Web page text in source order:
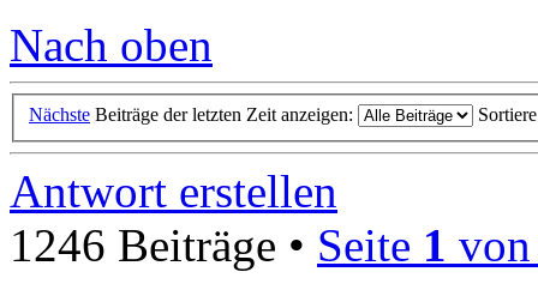
Nach oben
Nächste Beiträge der letzten Zeit anzeigen:
Antwort erstellen
1246 Beiträge • Seite 1